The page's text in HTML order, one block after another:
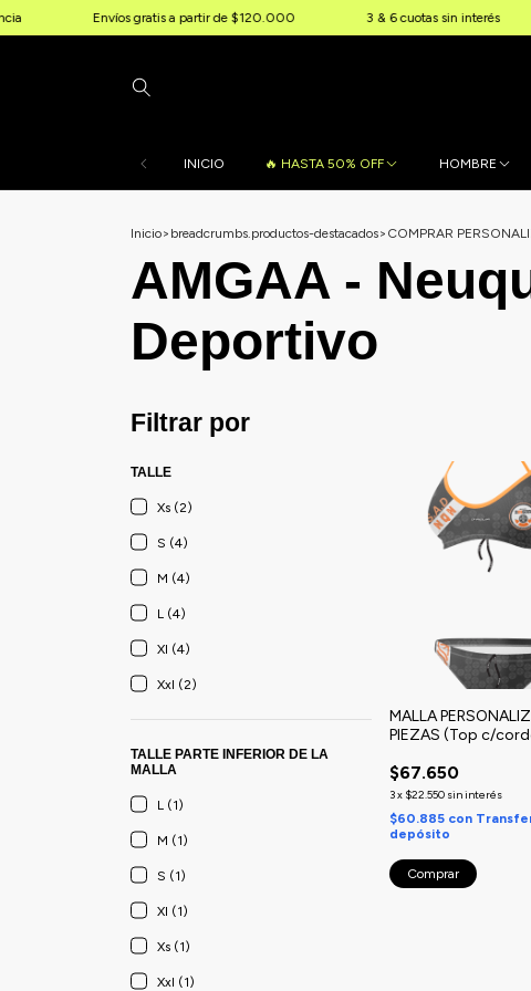
Envíos gratis a partir de $120.000 3 & 6 cuotas sin interés 10%
INICIO 🔥 HASTA 50% OFF HOMBRE
Inicio> breadcrumbs.productos-destacados> COMPRAR
AMGAA -
Deportivo
Filtrar por
TALLE
Xs (2)
S (4)
M (4)
L (4)
Xl (4)
Xxl (2)
TALLE PARTE INFERIOR DE LA
MALLA
L (1)
M (1)
S (1)
Xl (1)
Xs (1)
Xxl (1)
MALLA
PIEZAS (Top c/
Acuático Deportivo
$67.650
3x $22.550 sin interés
$60.885 con
depósito
Comprar